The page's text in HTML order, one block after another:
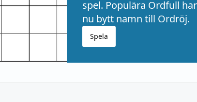
spel. Populära Ordfull har
nu bytt namn till Ordröj.
Spela